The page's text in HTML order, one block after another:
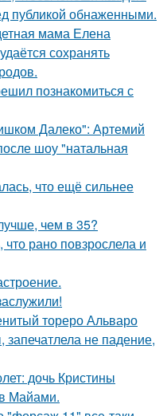
публикой обнаженными.
мама Елена
сохранять
познакомиться с
Далеко": Артемий
шоу "натальная
что ещё сильнее
чем в 35?
рано повзрослела и
тореро Альваро
не падение,
дочь Кристины
Майами.